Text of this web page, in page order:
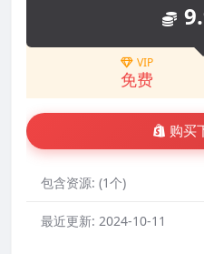
VIP
免费
购买
包含资源: (1个)
最近更新: 2024-10-11